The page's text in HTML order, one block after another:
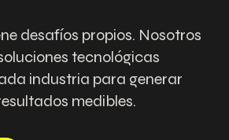
desafíos propios. Nosotros
tecnológicas
industria para generar
medibles.